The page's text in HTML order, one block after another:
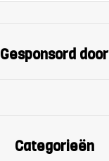
Gesponsord door
Categorieën